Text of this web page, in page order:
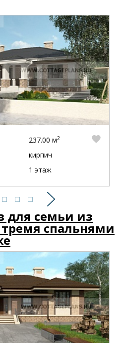
Следующий
237.00 м2
кирпич
1 этаж
для семьи из
тремя спальнями